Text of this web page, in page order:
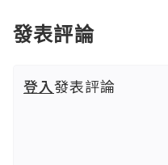
發表評論
登入發表評論